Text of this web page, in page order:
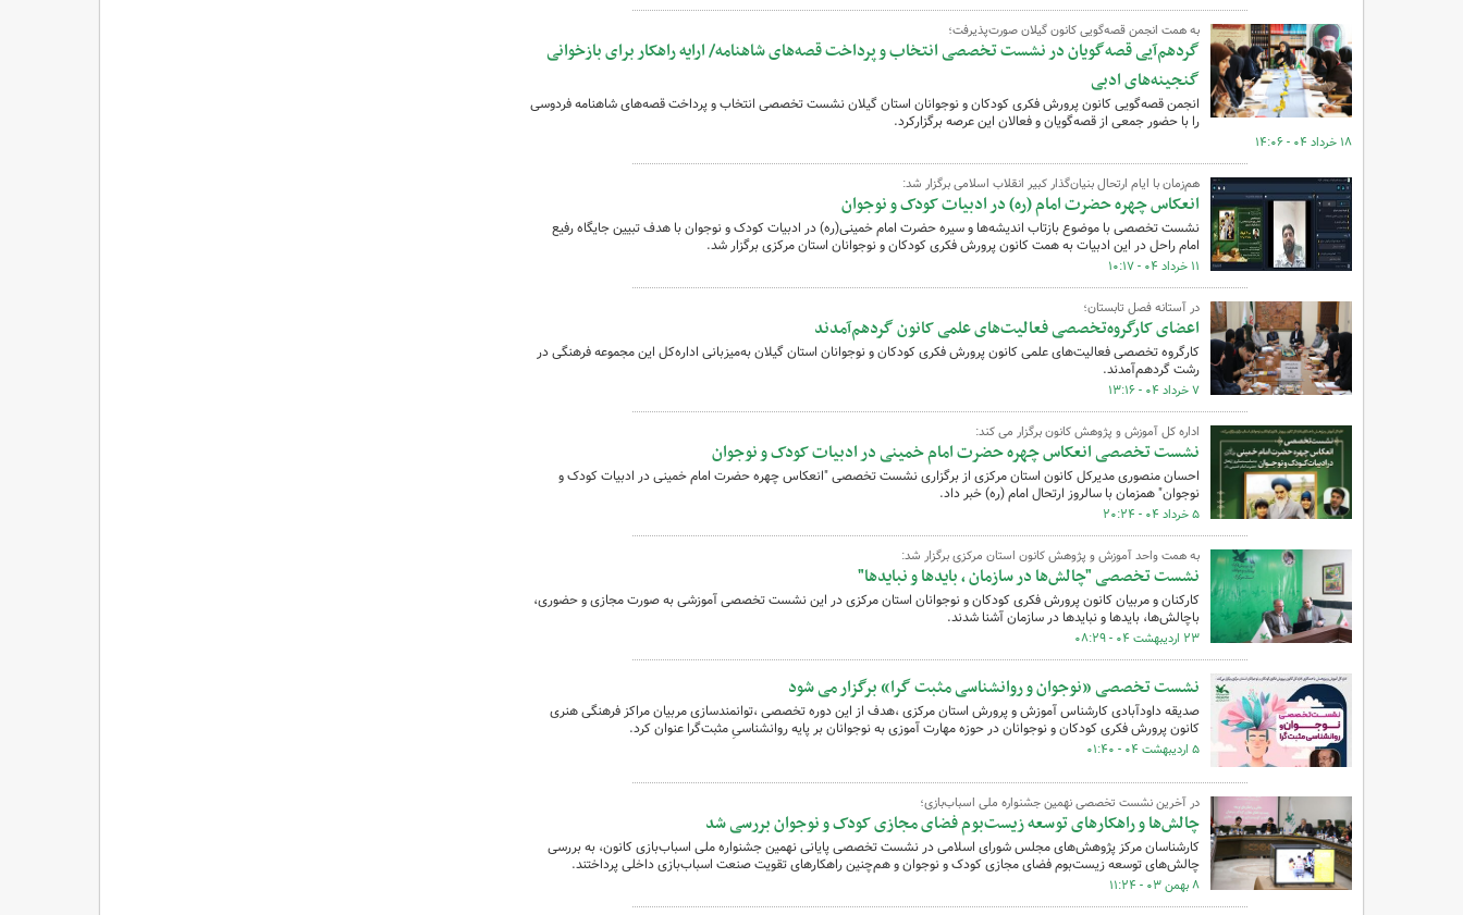
به همت انجمن قصه‌گویی کانون گیلان صورت‌پذیرفت؛
گردهم‌آیی قصه‌گویان در نشست تخصصی انتخاب و پرداخت قصه‌های شاهنامه/ ارایه راهکار برای بازخوانی
گنجینه‌های ادبی
انجمن قصه‌گویی کانون پرورش فکری کودکان و نوجوانان استان گیلان نشست تخصصی انتخاب و پرداخت قصه‌های شاهنامه فردوسی
را با حضور جمعی از قصه‌گویان و فعالان این عرصه برگزارکرد.
۱۸ خرداد ۰۴ - ۱۴:۰۶
هم‌زمان با ایام ارتحال بنیان‌گذار کبیر انقلاب اسلامی برگزار شد:
انعکاس چهره حضرت امام (ره) در ادبیات کودک و نوجوان
نشست تخصصی با موضوع بازتاب اندیشه‌ها و سیره حضرت امام خمینی(ره) در ادبیات کودک و نوجوان با هدف تبیین جایگاه رفیع
امام راحل در این ادبیات به همت کانون پرورش فکری کودکان و نوجوانان استان مرکزی برگزار شد.
۱۱ خرداد ۰۴ - ۱۰:۱۷
در آستانه فصل تابستان؛
اعضای کارگروه‌تخصصی فعالیت‌های علمی کانون گردهم‌آمدند
کارگروه تخصصی فعالیت‌های علمی کانون پرورش فکری کودکان و نوجوانان استان گیلان به‌میزبانی اداره‌کل این مجموعه فرهنگی در
رشت گردهم‌آمدند.
۷ خرداد ۰۴ - ۱۳:۱۶
اداره کل آموزش و پژوهش کانون برگزار می کند:
نشست تخصصی انعکاس چهره حضرت امام خمینی در ادبیات کودک و نوجوان
احسان منصوری مدیرکل کانون استان مرکزی از برگزاری نشست تخصصی "انعکاس چهره حضرت امام خمینی در ادبیات کودک و
نوجوان" همزمان با سالروز ارتحال امام (ره) خبر داد.
۵ خرداد ۰۴ - ۲۰:۲۴
به همت واحد آموزش و پژوهش کانون استان مرکزی برگزار شد:
نشست تخصصی "چالش‌ها در سازمان ، بایدها و نبایدها"
کارکنان و مربیان کانون پرورش فکری کودکان و نوجوانان استان مرکزی در این نشست تخصصی آموزشی به صورت مجازی و حضوری،
باچالش‌ها، بایدها و نبایدها در سازمان آشنا شدند.
۲۳ اردیبهشت ۰۴ - ۰۸:۲۹
نشست تخصصی «نوجوان و روانشناسی مثبت گرا» برگزار می شود
صدیقه داودآبادی کارشناس آموزش و پرورش استان مرکزی ،هدف از این دوره تخصصی ،توانمندسازی مربیان مراکز فرهنگی هنری
کانون پرورش فکری کودکان و نوجوانان در حوزه مهارت آموزی به نوجوانان بر پایه روانشناسیِ مثبت‌گرا عنوان کرد.
۵ اردیبهشت ۰۴ - ۰۱:۴۰
در آخرین نشست تخصصی نهمین جشنواره ملی اسباب‌بازی؛
چالش‌ها و راهکارهای توسعه زیست‌بوم فضای مجازی کودک و نوجوان بررسی شد
کارشناسان مرکز پژوهش‌های مجلس شورای اسلامی در نشست تخصصی پایانی نهمین جشنواره ملی اسباب‌بازی کانون، به بررسی
چالش‌های توسعه زیست‌بوم فضای مجازی کودک و نوجوان و هم‌چنین راهکارهای تقویت صنعت اسباب‌بازی داخلی پرداختند.
۸ بهمن ۰۳ - ۱۱:۲۴